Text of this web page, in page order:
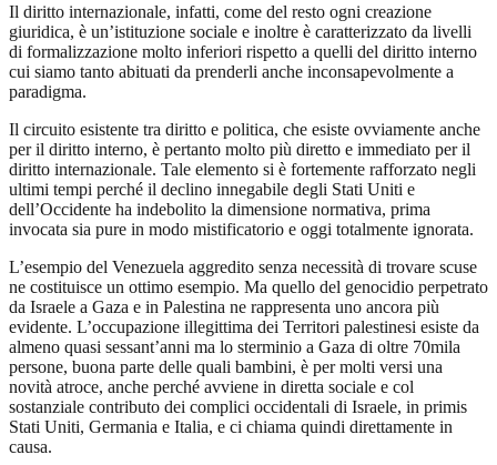
Il diritto internazionale, infatti, come del resto ogni creazione
giuridica, è un’istituzione sociale e inoltre è caratterizzato da livelli
di formalizzazione molto inferiori rispetto a quelli del diritto interno
cui siamo tanto abituati da prenderli anche inconsapevolmente a
paradigma.
Il circuito esistente tra diritto e politica, che esiste ovviamente anche
per il diritto interno, è pertanto molto più diretto e immediato per il
diritto internazionale. Tale elemento si è fortemente rafforzato negli
ultimi tempi perché il declino innegabile degli Stati Uniti e
dell’Occidente ha indebolito la dimensione normativa, prima
invocata sia pure in modo mistificatorio e oggi totalmente ignorata.
L’esempio del Venezuela aggredito senza necessità di trovare scuse
ne costituisce un ottimo esempio. Ma quello del genocidio perpetrato
da Israele a Gaza e in Palestina ne rappresenta uno ancora più
evidente. L’occupazione illegittima dei Territori palestinesi esiste da
almeno quasi sessant’anni ma lo sterminio a Gaza di oltre 70mila
persone, buona parte delle quali bambini, è per molti versi una
novità atroce, anche perché avviene in diretta sociale e col
sostanziale contributo dei complici occidentali di Israele, in primis
Stati Uniti, Germania e Italia, e ci chiama quindi direttamente in
causa.